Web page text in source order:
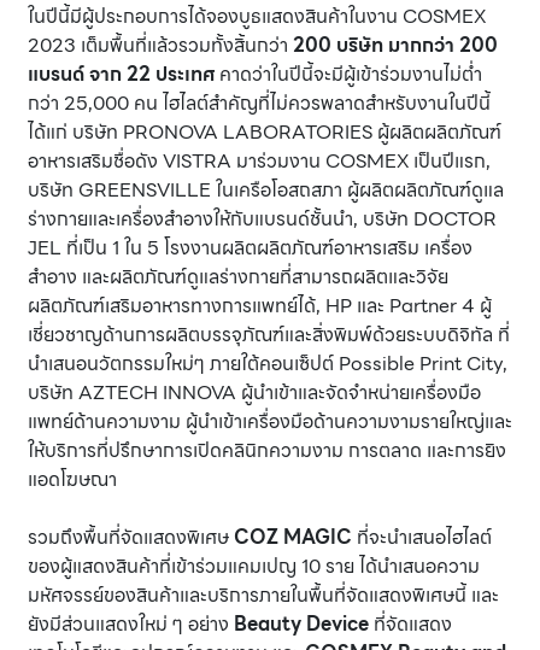
ในปีนี้มีผู้ประกอบการได้จองบูธแสดงสินค้าในงาน COSMEX
2023 เต็มพื้นที่แล้วรวมทั้งสิ้นกว่า 200 บริษัท มากกว่า 200
แบรนด์ จาก 22 ประเทศ คาดว่าในปีนี้จะมีผู้เข้าร่วมงานไม่ต่ำ
กว่า 25,000 คน ไฮไลต์สำคัญที่ไม่ควรพลาดสำหรับงานในปีนี้
ได้แก่ บริษัท PRONOVA LABORATORIES ผู้ผลิตผลิตภัณฑ์
อาหารเสริมชื่อดัง VISTRA มาร่วมงาน COSMEX เป็นปีแรก,
บริษัท GREENSVILLE ในเครือโอสถสภา ผู้ผลิตผลิตภัณฑ์ดูแล
ร่างกายและเครื่องสำอางให้กับแบรนด์ชั้นนำ, บริษัท DOCTOR
JEL ที่เป็น 1 ใน 5 โรงงานผลิตผลิตภัณฑ์อาหารเสริม เครื่อง
สำอาง และผลิตภัณฑ์ดูแลร่างกายที่สามารถผลิตและวิจัย
ผลิตภัณฑ์เสริมอาหารทางการแพทย์ได้, HP และ Partner 4 ผู้
เชี่ยวชาญด้านการผลิตบรรจุภัณฑ์และสิ่งพิมพ์ด้วยระบบดิจิทัล ที่
นำเสนอนวัตกรรมใหม่ๆ ภายใต้คอนเซ็ปต์ Possible Print City,
บริษัท AZTECH INNOVA ผู้นำเข้าและจัดจำหน่ายเครื่องมือ
แพทย์ด้านความงาม ผู้นำเข้าเครื่องมือด้านความงามรายใหญ่และ
ให้บริการที่ปรึกษาการเปิดคลินิกความงาม การตลาด และการยิง
แอดโฆษณา
รวมถึงพื้นที่จัดแสดงพิเศษ COZ MAGIC ที่จะนำเสนอไฮไลต์
ของผู้แสดงสินค้าที่เข้าร่วมแคมเปญ 10 ราย ได้นำเสนอความ
มหัศจรรย์ของสินค้าและบริการภายในพื้นที่จัดแสดงพิเศษนี้ และ
ยังมีส่วนแสดงใหม่ ๆ อย่าง Beauty Device ที่จัดแสดง